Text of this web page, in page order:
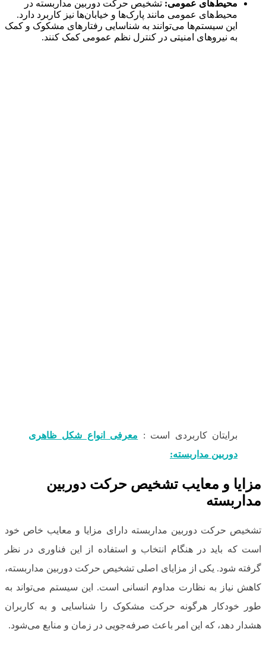
محیط‌های عمومی: تشخیص حرکت دوربین مداربسته در
محیط‌های عمومی مانند پارک‌ها و خیابان‌ها نیز کاربرد دارد.
این سیستم‌ها می‌توانند به شناسایی رفتارهای مشکوک و کمک
به نیروهای امنیتی در کنترل نظم عمومی کمک کنند.
برایتان کاربردی است : معرفی انواع شکل ظاهری
دوربین مداربسته:
مزایا و معایب تشخیص حرکت دوربین
مداربسته
تشخیص حرکت دوربین مداربسته دارای مزایا و معایب خاص خود
است که باید در هنگام انتخاب و استفاده از این فناوری در نظر
گرفته شود. یکی از مزایای اصلی تشخیص حرکت دوربین مداربسته،
کاهش نیاز به نظارت مداوم انسانی است. این سیستم می‌تواند به
طور خودکار هرگونه حرکت مشکوک را شناسایی و به کاربران
هشدار دهد، که این امر باعث صرفه‌جویی در زمان و منابع می‌شود.